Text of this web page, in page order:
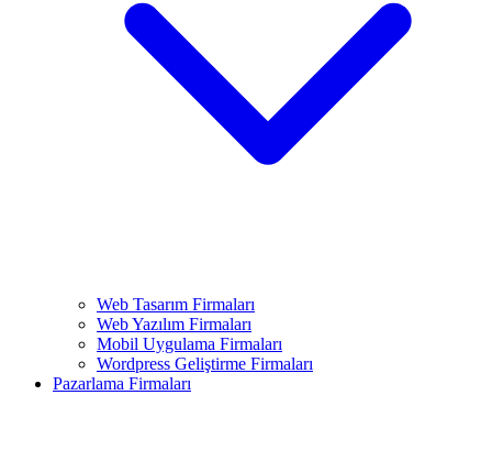
Web Tasarım Firmaları
Web Yazılım Firmaları
Mobil Uygulama Firmaları
Wordpress Geliştirme Firmaları
Pazarlama Firmaları